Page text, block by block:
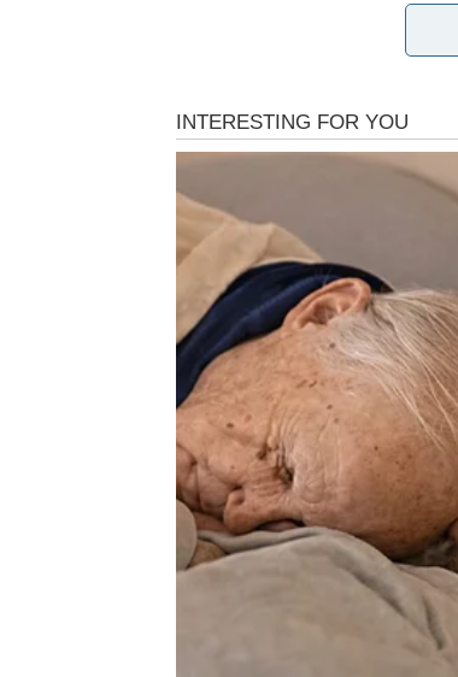
Tijekom svadbene ceremonije
plesala i pjevala uz ostale
vjenčanju svoje kćeri izgledala je
koljena. Uparila je haljinu s bež
Mašina mama ovoga puta odlično
reagirao kad ju je ugledao u ovom
predao njenom budućem suprugu.